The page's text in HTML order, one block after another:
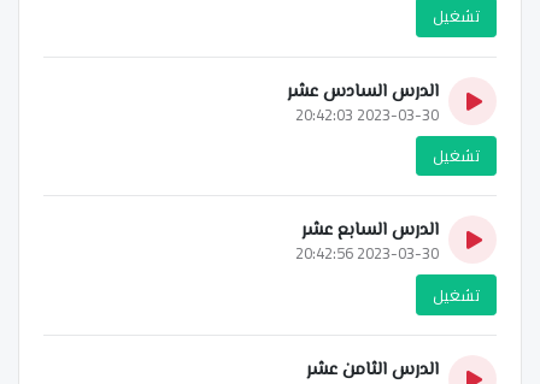
تشغيل
الدرس السادس عشر
2023-03-30 20:42:03
تشغيل
الدرس السابع عشر
2023-03-30 20:42:56
تشغيل
الدرس الثامن عشر